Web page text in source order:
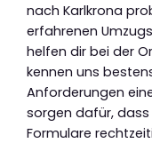
nach Karlkrona
erfahrenen
helfen dir bei der
kennen uns
Anforderungen
sorgen dafür,
Formulare